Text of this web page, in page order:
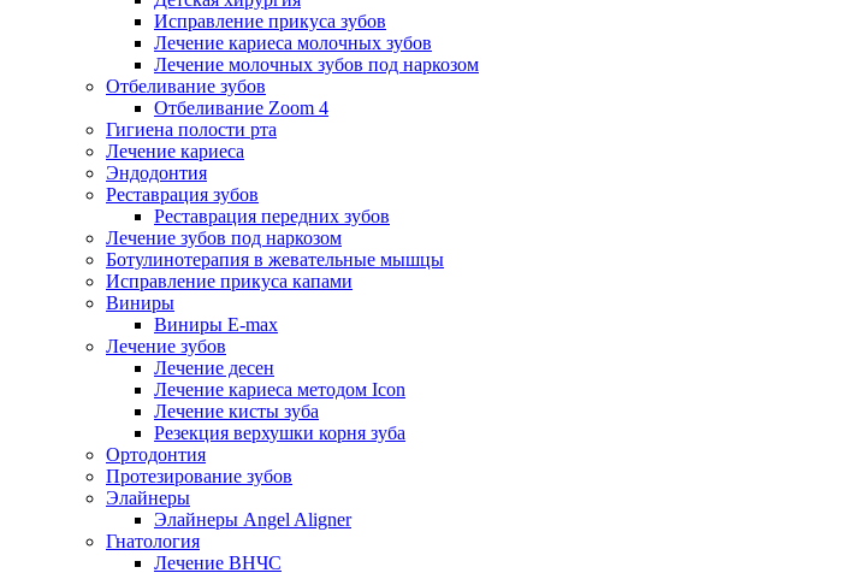
Исправление прикуса зубов
Лечение кариеса молочных зубов
Лечение молочных зубов под наркозом
Отбеливание зубов
Отбеливание Zoom 4
Гигиена полости рта
Лечение кариеса
Эндодонтия
Реставрация зубов
Реставрация передних зубов
Лечение зубов под наркозом
Ботулинотерапия в жевательные мышцы
Исправление прикуса капами
Виниры
Виниры E-max
Лечение зубов
Лечение десен
Лечение кариеса методом Icon
Лечение кисты зуба
Резекция верхушки корня зуба
Ортодонтия
Протезирование зубов
Элайнеры
Элайнеры Angel Aligner
Гнатология
Лечение ВНЧС